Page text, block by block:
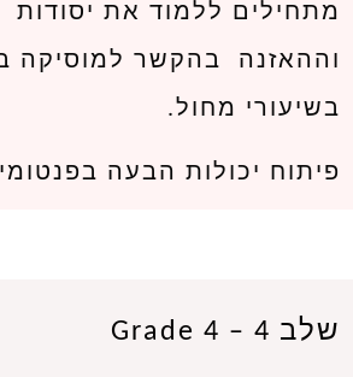
מתחילים ללמוד את יסודות
וההאזנה בהקשר למוסיקה
בשיעורי מחול.
פיתוח יכולות הבעה
שלב 4 – Grade 4